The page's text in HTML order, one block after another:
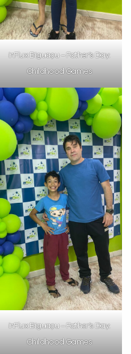
inFlux Biguaçu – Father’s Day:
Childhood Games
inFlux Biguaçu – Father’s Day:
Childhood Games
a: